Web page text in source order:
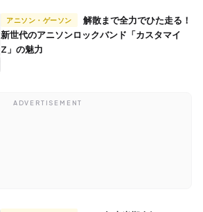
アニソン・ゲーソン
新世代のアニソンロックバンド「カスタマイ
Z」の魅力
ADVERTISEMENT